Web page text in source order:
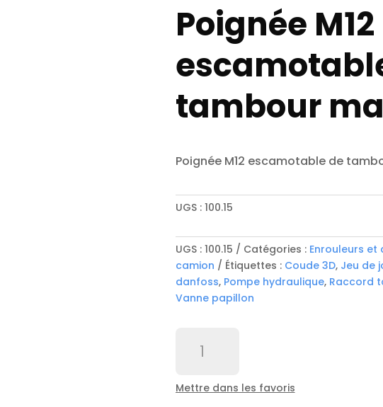
Poignée M12
tambour
Poignée M12 escamotable de
UGS : 100.15
UGS : 100.15 Catégories : Enrouleurs et
camion
Étiquettes : Coude 3D, Jeu de
danfoss, Pompe hydraulique, Raccord
Vanne papillon
M12
Mettre dans les favoris